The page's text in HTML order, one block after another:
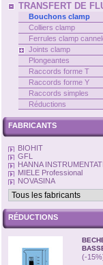
TRANSFERT DE
Bouchons clamp
Colliers clamp
Ferrules clamp
Joints clamp
Plongeantes
Raccords forme T
Raccords forme Y
Raccords simples
Réductions
FABRICANTS
BIOHIT
GFL
HANNA
MIELE Professional
NOVASINA
RÉDUCTIONS
(-